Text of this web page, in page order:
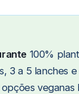
100%
3 a 5 lanches